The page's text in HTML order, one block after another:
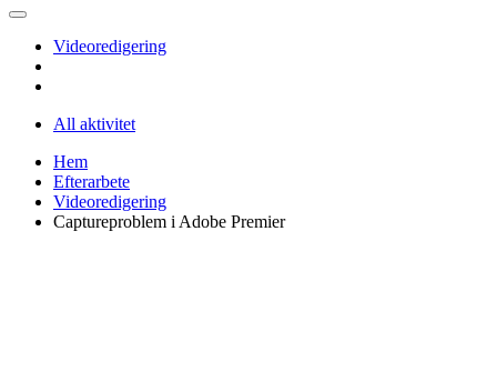
Videoredigering
All aktivitet
Hem
Efterarbete
Videoredigering
Captureproblem i Adobe Premier